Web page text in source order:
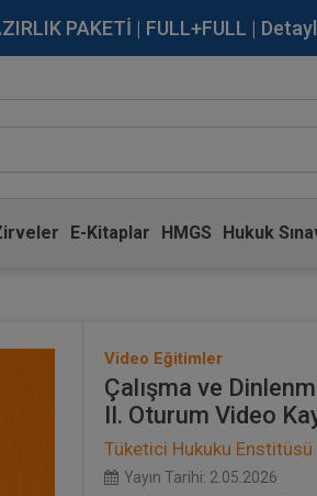
PAKETİ | FULL+FULL |
E-Kitaplar HMGS Hukuk
Video Eğitimler
Çalışma ve
II. Oturum Video
Tüketici Hukuku Enstitüsü
Yayın Tarihi: 2.05.2026